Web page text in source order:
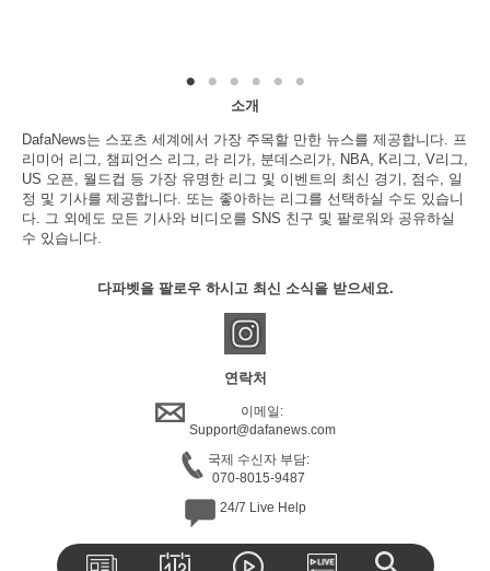
소개
DafaNews는 스포츠 세계에서 가장 주목할 만한 뉴스를 제공합니다. 프
리미어 리그, 챔피언스 리그, 라 리가, 분데스리가, NBA, K리그, V리그,
US 오픈, 월드컵 등 가장 유명한 리그 및 이벤트의 최신 경기, 점수, 일
정 및 기사를 제공합니다. 또는 좋아하는 리그를 선택하실 수도 있습니
다. 그 외에도 모든 기사와 비디오를 SNS 친구 및 팔로워와 공유하실
수 있습니다.
다파벳을 팔로우 하시고 최신 소식을 받으세요.
연락처
이메일:
Support@dafanews.com
국제 수신자 부담:
070-8015-9487
24/7 Live Help